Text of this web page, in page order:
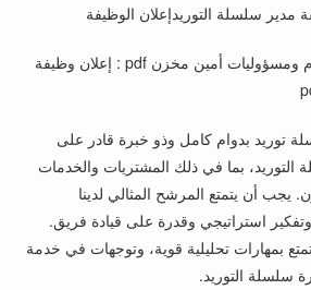
فيما يلي مثال (pdf) لمهام ومسؤوليات أمين مخزن pdf : إعلان وظيفة
توريد بدوام كامل وذو خبرة قادر على
بما في ذلك المشتريات والخدمات
يجب أن يتمتع المرشح المثالي لدينا
استراتيجي وقدرة على قيادة فريق.
بمهارات تحليلية قوية، وتوجهات في خدمة
سلسلة التوريد.